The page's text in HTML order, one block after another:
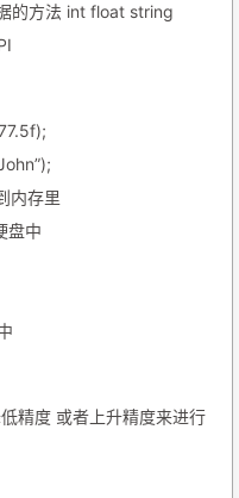
的方法 int float string
内存里
盘中
精度 或者上升精度来进行